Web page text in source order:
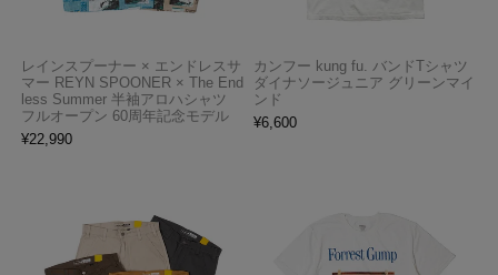
レインスプーナー × エンドレスサ
マー REYN SPOONER × The End
less Summer 半袖アロハシャツ
フルオープン 60周年記念モデル
¥22,990
カンフー kung fu. バンドTシャツ
ダイナソージュニア グリーンマイ
ンド
¥6,600